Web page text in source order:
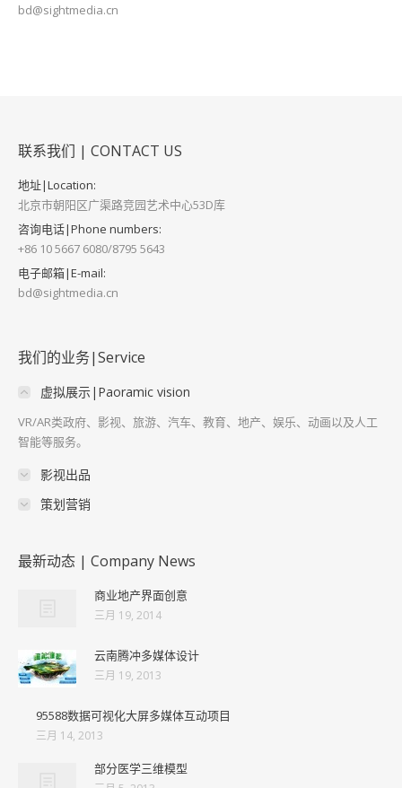
bd@sightmedia.cn
联系我们 | CONTACT US
地址|Location:
北京市朝阳区广渠路竞园艺术中心53D库
咨询电话|Phone numbers:
+86 10 5667 6080/8795 5643
电子邮箱|E-mail:
bd@sightmedia.cn
我们的业务|Service
虚拟展示|Paoramic vision
VR/AR类政府、影视、旅游、汽车、教育、地产、娱乐、动画以及人工
智能等服务。
影视出品
策划营销
最新动态 | Company News
商业地产界面创意
三月 19, 2014
云南腾冲多媒体设计
三月 19, 2013
95588数据可视化大屏多媒体互动项目
三月 14, 2013
部分医学三维模型